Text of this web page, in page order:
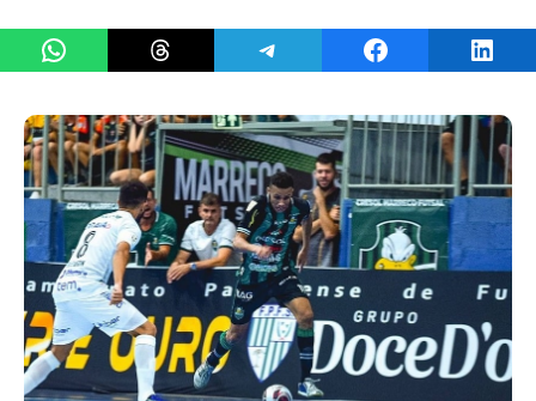
Share on WhatsAppShare on ThreadsShare on TelegramShare on Facebook